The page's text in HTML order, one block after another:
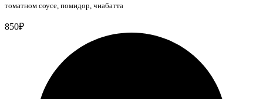
томатном соусе, помидор, чиабатта
850₽